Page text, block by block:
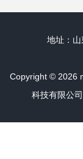
地址：
Copyright © 2026
科技有限公司